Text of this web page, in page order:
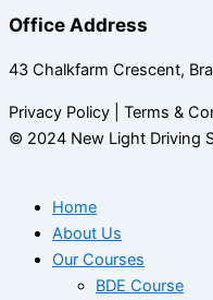
Office Address
43 Chalkfarm Crescent,
Privacy Policy | Terms &
© 2024 New Light Driving
Home
About Us
Our Courses
BDE Course